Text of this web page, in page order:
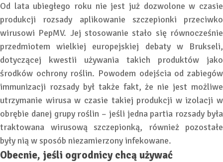
Od lata ubiegłego roku nie jest już dozwolone w czasie
produkcji rozsady aplikowanie szczepionki przeciwko
wirusowi PepMV. Jej stosowanie stało się równocześnie
przedmiotem wielkiej europejskiej debaty w Brukseli,
dotyczącej kwestii używania takich produktów jako
środków ochrony roślin. Powodem odejścia od zabiegów
immunizacji rozsady był także fakt, że nie jest możliwe
utrzymanie wirusa w czasie takiej produkcji w izolacji w
obrębie danej grupy roślin – jeśli jedna partia rozsady była
traktowana wirusową szczepionką, również pozostałe
były nią w sposób niezamierzony infekowane.
Obecnie, jeśli ogrodnicy chcą używać